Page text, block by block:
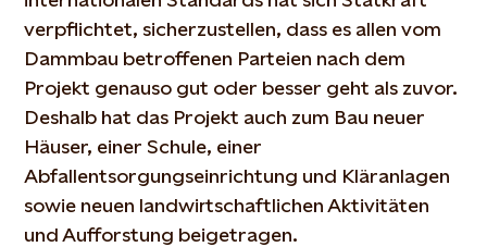
verpflichtet, sicherzustellen, dass es allen vom
Dammbau betroffenen Parteien nach dem
Projekt genauso gut oder besser geht als zuvor.
Deshalb hat das Projekt auch zum Bau neuer
Häuser, einer Schule, einer
Abfallentsorgungseinrichtung und Kläranlagen
sowie neuen landwirtschaftlichen Aktivitäten
und Aufforstung beigetragen.